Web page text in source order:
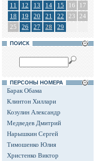
11
12 13 14 15 16
17
18
19 20 21 22 23 24
25
26 27 28 29
ПОИСК
ПЕРСОНЫ НОМЕРА
Барак Обама
Клинтон Хиллари
Козулин Александр
Медведев Дмитрий
Нарышкин Сергей
Тимошенко Юлия
Христенко Виктор